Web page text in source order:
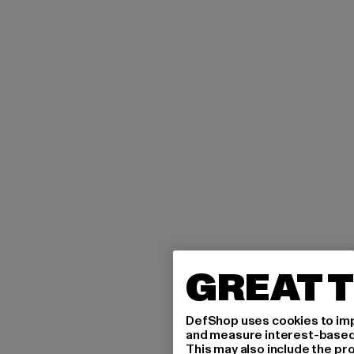
GREAT
DefShop uses cookies to
and measure interest-
This may also include the